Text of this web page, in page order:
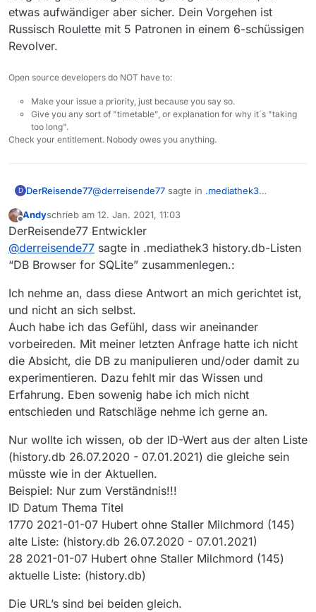
etwas aufwändiger aber sicher. Dein Vorgehen ist
Russisch Roulette mit 5 Patronen in einem 6-schüssigen
Revolver.
Open source developers do NOT have to:
Make your issue a priority, just because you say so.
Give you any sort of "timetable", or explanation for why it´s "taking
too long".
Check your entitlement. Nobody owes you anything.
D DerReisende77@derreisende77 sagte in .mediathek3
zusammenlegen.:
Es gibt keine Anleitung wie man manuell
an der Datenbank herumfummelt, weder
auf Deutsch noch auf Englisch. Dies ist
auch nicht vorgesehen und ich werde
Du hast dich entschieden, meinem Rat nicht zu
folgen und die Änderungen mit deinem (aus
auf Datenbanken und das Programm doch
umzusetzen.
Ich gehe also davon aus dass Du die Definition
der Tabelle lesen kannst und verstanden hast
wie das funktioniert bevor Du die Änderungen
vorgenommen hast.
Ich gehe deshalb auch davon aus dass Du
meinen Hinweis in Bezug auf das ID-Feld und
die darin befindlichen Werte dementsprechend
einordnen kannst da Du über das
von Datenbanken offenbar verfügst.
heisst nicht wissen. Solltest Du keine
doppelten IDs haben nehme ich an dass das
Programm ordnungsgemäß läuft.
Abschließend verweise ich auch mein hier
nochmals gebrachtes Zitat dass ich keinen
Support leiste wenn jemand versucht, mit
wenig bis keinem Wissen an
Programminternen Sachen rumzubasteln. Der
von mir aufgezeigte damalige Lösungsweg
funktioniert, ist etwas aufwändiger aber sicher.
Dein Vorgehen ist Russisch Roulette mit 5
Patronen in einem 6-schüssigen Revolver.
Offline
Andyschrieb am 12. Jan. 2021, 11:03
zuletzt editiert von
DerReisende77 Entwickler
@derreisende77 sagte in .mediathek3 history.db-Listen
“DB Browser for SQLite” zusammenlegen.:
Ich nehme an, dass diese Antwort an mich gerichtet ist,
und nicht an sich selbst.
Auch habe ich das Gefühl, dass wir aneinander
vorbeireden. Mit meiner letzten Anfrage hatte ich nicht
die Absicht, die DB zu manipulieren und/oder damit zu
experimentieren. Dazu fehlt mir das Wissen und
Erfahrung. Eben sowenig habe ich mich nicht
entschieden und Ratschläge nehme ich gerne an.
Nur wollte ich wissen, ob der ID-Wert aus der alten Liste
(history.db 26.07.2020 - 07.01.2021) die gleiche sein
müsste wie in der Aktuellen.
Beispiel: Nur zum Verständnis!!!
ID Datum Thema Titel
1770 2021-01-07 Hubert ohne Staller Milchmord (145)
alte Liste: (history.db 26.07.2020 - 07.01.2021)
28 2021-01-07 Hubert ohne Staller Milchmord (145)
aktuelle Liste: (history.db)
Die URL’s sind bei beiden gleich.